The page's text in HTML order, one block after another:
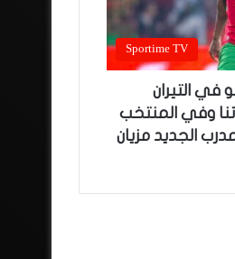
Sportime TV
التيران
وفي المنتخب
الجديد مزيان